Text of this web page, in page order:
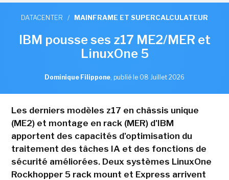
DATACENTER / MAINFRAME ET SUPERCALCULATEUR
IBM pousse ses z17 ME2/MER et
LinuxOne 5
Dominique Filippone, publié le 08 Juillet 2026
Les derniers modèles z17 en châssis unique
(ME2) et montage en rack (MER) d'IBM
apportent des capacités d'optimisation du
traitement des tâches IA et des fonctions de
sécurité améliorées. Deux systèmes LinuxOne
Rockhopper 5 rack mount et Express arrivent